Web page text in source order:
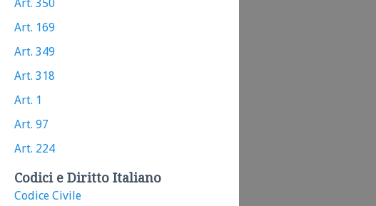
Art. 350
Art. 169
Art. 349
Art. 318
Art. 1
Art. 97
Art. 224
Codici e Diritto Italiano
Codice Civile